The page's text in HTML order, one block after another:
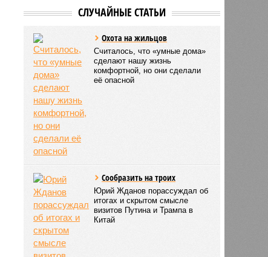
СЛУЧАЙНЫЕ СТАТЬИ
Охота на жильцов
Считалось, что «умные дома»
сделают нашу жизнь
комфортной, но они сделали
её опасной
Сообразить на троих
Юрий Жданов порассуждал об
итогах и скрытом смысле
визитов Путина и Трампа в
Китай